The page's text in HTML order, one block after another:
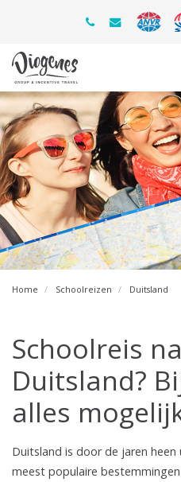
Home Schoolreizen Duitsland
Schoolreis
Duitsland?
alles
Duitsland is door de jaren
meest populaire